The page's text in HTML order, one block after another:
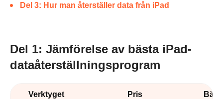
Del 3: Hur man återställer data från iPad
Del 1: Jämförelse av bästa iPad-
dataåterställningsprogram
Verktyget Pris